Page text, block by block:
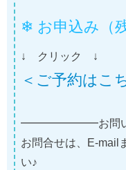
❄ お申込み（
↓ クリック ↓
＜ご予約はこ
━━━━━━━お問
お問合せは、E-mail
い♪